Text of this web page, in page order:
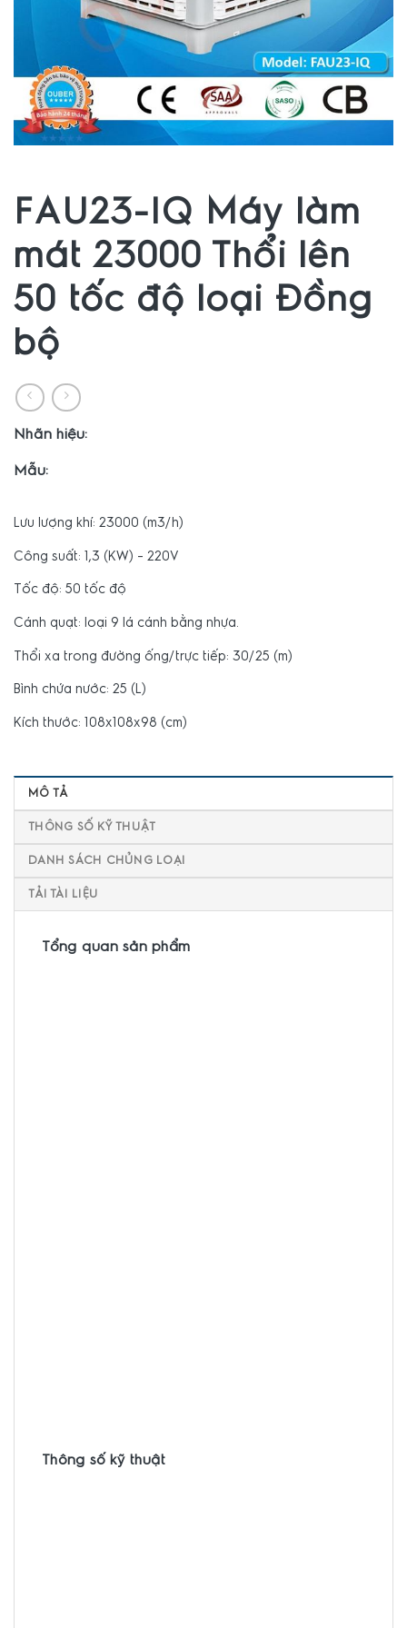
FAU23-IQ Máy làm
mát 23000 Thổi lên
50 tốc độ loại Đồng
bộ
Nhãn hiệu:
Mẫu:
Lưu lượng khí: 23000 (m3/h)
Công suất: 1,3 (KW) – 220V
Tốc độ: 50 tốc độ
Cánh quạt: loại 9 lá cánh bằng nhựa.
Thổi xa trong đường ống/trực tiếp: 30/25 (m)
Bình chứa nước: 25 (L)
Kích thước: 108x108x98 (cm)
MÔ TẢ
THÔNG SỐ KỸ THUẬT
DANH SÁCH CHỦNG LOẠI
TẢI TÀI LIỆU
Tổng quan sản phẩm
Thông số kỹ thuật